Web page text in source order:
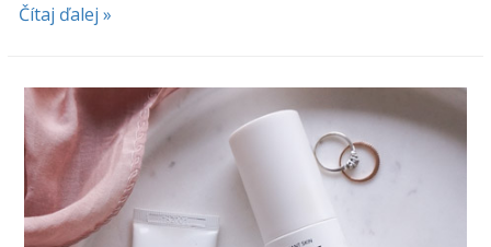
Čítaj ďalej »